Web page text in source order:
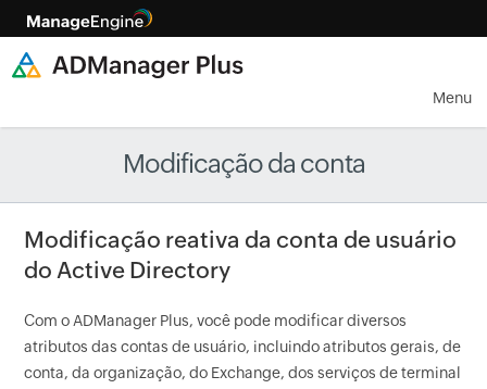
Menu
Modificação da conta
Modificação reativa da conta de usuário
do Active Directory
Com o ADManager Plus, você pode modificar diversos
atributos das contas de usuário, incluindo atributos gerais, de
conta, da organização, do Exchange, dos serviços de terminal